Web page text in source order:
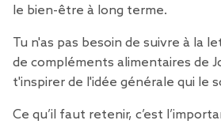
le bien-être à long terme.
Tu n'as pas besoin de suivre à la
de compléments alimentaires de
t'inspirer de l'idée générale qui le
Ce qu’il faut retenir, c’est